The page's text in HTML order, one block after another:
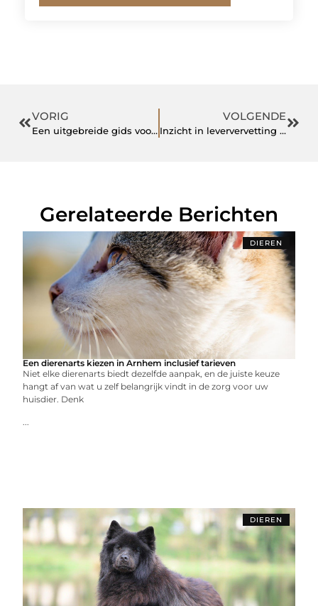
VORIG
Een uitgebreide gids voor het kiezen van de juiste Oase-vijverpomp voor uw tuin
VOLGENDE
Inzicht in leververvetting – oorzaken, symptomen en behandelingsmogelijkheden
Gerelateerde Berichten
DIEREN
Een dierenarts kiezen in Arnhem inclusief tarieven
Niet elke dierenarts biedt dezelfde aanpak, en de juiste keuze
hangt af van wat u zelf belangrijk vindt in de zorg voor uw
huisdier. Denk
...
DIEREN